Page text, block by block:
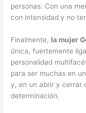
personas. Con una
con intensidad y no
Finalmente, la mujer
única, fuertemente
personalidad
para ser muchas en
y, en un abrir y cerrar
determinación.